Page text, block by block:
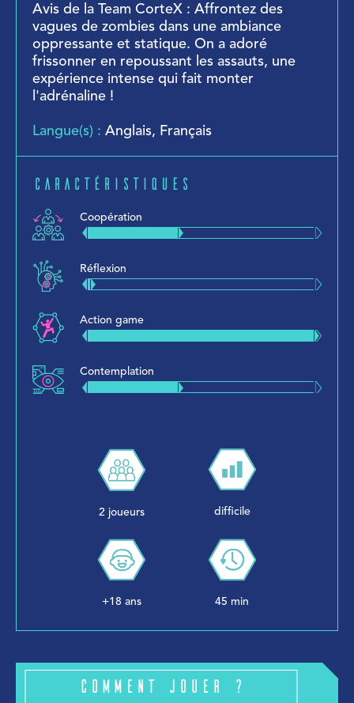
Avis de la Team CorteX : Affrontez des
vagues de zombies dans une ambiance
oppressante et statique. On a adoré
frissonner en repoussant les assauts, une
expérience intense qui fait monter
l'adrénaline !
Langue(s) : Anglais, Français
Caractéristiques
Coopération
Réflexion
Action game
Contemplation
2 joueurs difficile
+18 ans 45 min
Comment jouer ?